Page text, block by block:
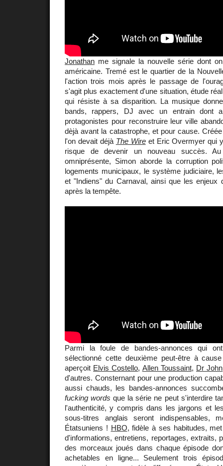
Jonathan me signale la nouvelle série dont
américaine. Tremé est le quartier de la
l'action trois mois après le passage de
s'agit plus exactement d'une situation, étude
qui résiste à sa disparition. La musique
bands, rappers, DJ avec un entrain dont
protagonistes pour reconstruire leur ville
dèjà avant la catastrophe, et pour cause.
l'on devait déjà The Wireet Eric Overmyer qui
risque de devenir un nouveau succès.
omniprésente, Simon aborde la corruption
logements municipaux, le système judiciaire,
et "Indiens" du Carnaval, ainsi que les enjeux
après la tempête.
Parmi la foule de bandes-annonces qui
sélectionné cette deuxième peut-être à
aperçoit Elvis Costello, Allen Toussaint, Dr John
d'autres. Consternant pour une production
aussi chauds, les bandes-annonces
fucking words que la série ne peut s'interdire
l'authenticité, y compris dans les jargons et
sous-titres anglais seront indispensables,
Étatsuniens ! HBO, fidèle à ses habitudes,
d'informations, entretiens, reportages, extraits,
des morceaux joués dans chaque épisode
achetables en ligne... Seulement trois